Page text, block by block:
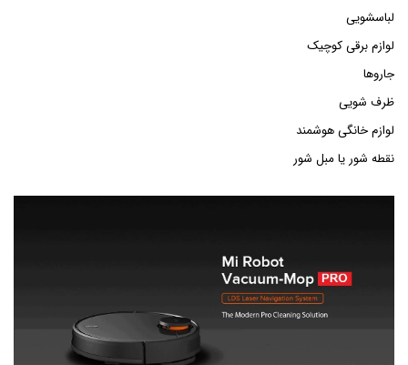
لباسشویی
لوازم برقی کوچیک
جاروها
ظرف شویی
لوازم خانگی هوشمند
نقطه شور یا مبل شور